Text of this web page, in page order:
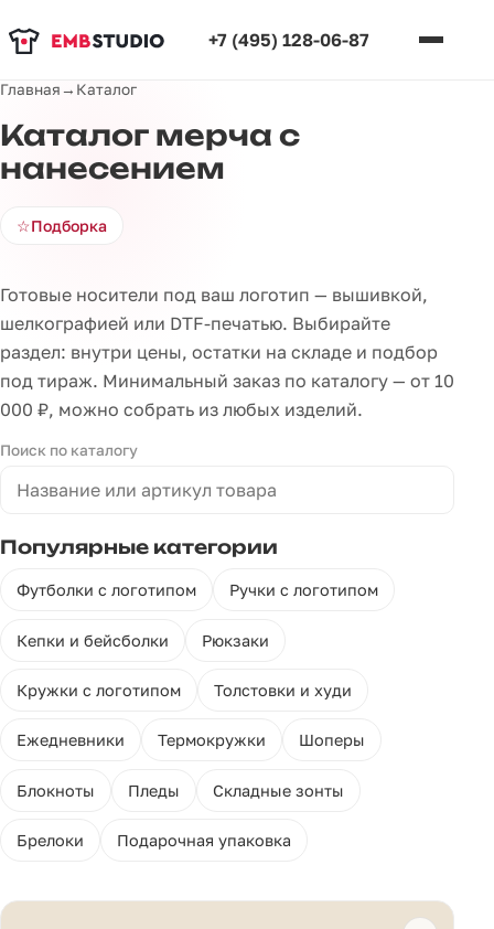
+7 (495) 128-06-87
Главная→ Каталог
Каталог мерча с
нанесением
☆Подборка
Готовые носители под ваш логотип — вышивкой,
шелкографией или DTF-печатью. Выбирайте
раздел: внутри цены, остатки на складе и подбор
под тираж. Минимальный заказ по каталогу — от 10
000 ₽, можно собрать из любых изделий.
Поиск по каталогу
Популярные категории
Футболки с логотипом Ручки с логотипом
Кепки и бейсболки Рюкзаки
Кружки с логотипом Толстовки и худи
Ежедневники Термокружки Шоперы
Блокноты Пледы Складные зонты
Брелоки Подарочная упаковка